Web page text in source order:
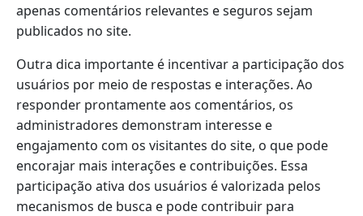
apenas comentários relevantes e seguros sejam
publicados no site.
Outra dica importante é incentivar a participação dos
usuários por meio de respostas e interações. Ao
responder prontamente aos comentários, os
administradores demonstram interesse e
engajamento com os visitantes do site, o que pode
encorajar mais interações e contribuições. Essa
participação ativa dos usuários é valorizada pelos
mecanismos de busca e pode contribuir para